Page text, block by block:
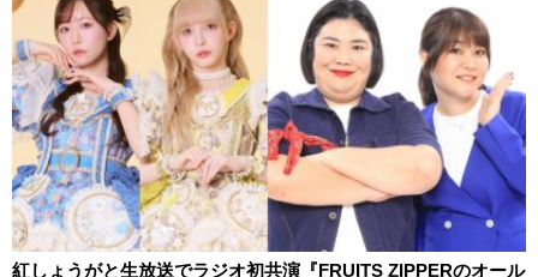
紅しょうがと生放送でラジオ初共演『FRUITS ZIPPERのオール